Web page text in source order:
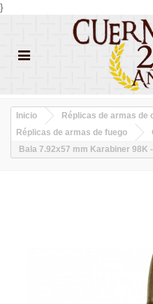
}
Inicio
Réplicas de armas de
Réplicas de armas de fuego
Bala 7.92x57 mm Karabiner 98K